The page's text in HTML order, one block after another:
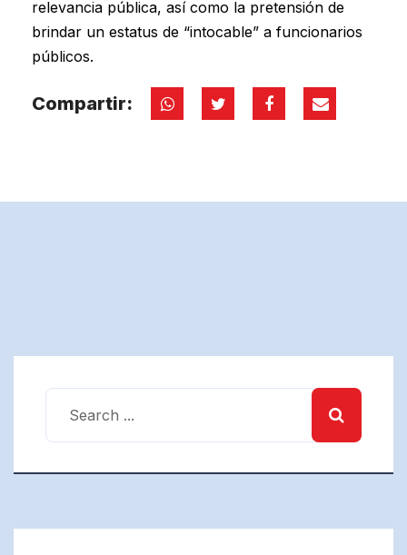
relevancia pública, así como la pretensión de
brindar un estatus de “intocable” a funcionarios
públicos.
Compartir: